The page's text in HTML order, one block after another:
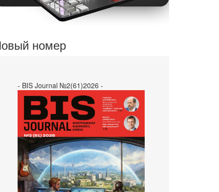
номер
- BIS Journal №2(61)2026 -